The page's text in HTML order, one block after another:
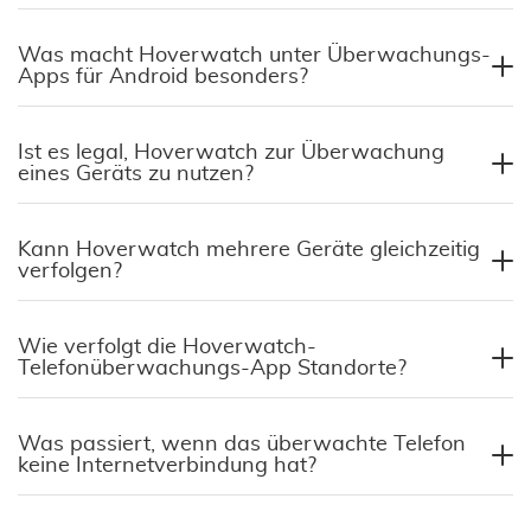
Was macht Hoverwatch unter Überwachungs-
Apps für Android besonders?
Ist es legal, Hoverwatch zur Überwachung
eines Geräts zu nutzen?
Kann Hoverwatch mehrere Geräte gleichzeitig
verfolgen?
Wie verfolgt die Hoverwatch-
Telefonüberwachungs-App Standorte?
Was passiert, wenn das überwachte Telefon
keine Internetverbindung hat?